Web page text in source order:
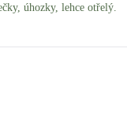
úhozky, lehce otřelý.